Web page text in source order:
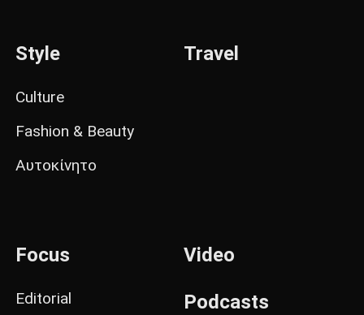
Style
Culture
Fashion & Beauty
Αυτοκίνητο
Travel
Focus
Editorial
Video
Podcasts